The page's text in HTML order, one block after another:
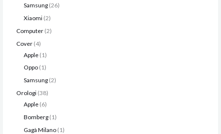
Samsung 26
Xiaomi 2
Computer 2
Cover 4
Apple 1
Oppo 1
Samsung 2
Orologi 38
Apple 6
Bomberg 1
Gagà Milano 1